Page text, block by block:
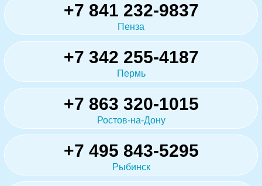
+7 841 232-9837
Пенза
+7 342 255-4187
Пермь
+7 863 320-1015
Ростов-на-Дону
+7 495 843-5295
Рыбинск